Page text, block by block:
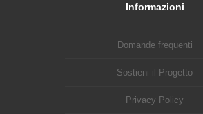
Informazioni
Domande frequenti
Sostieni il Progetto
Privacy Policy